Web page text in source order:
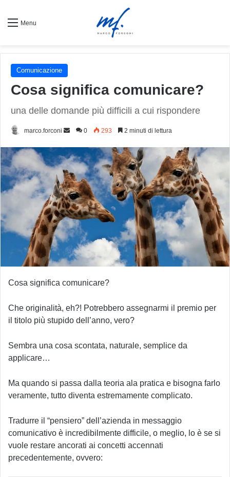
Menu
Comunicazione
Cosa significa comunicare?
una delle domande più difficili a cui rispondere
marco.forconi
Invia 0 293 2 minuti di lettura
Cosa significa comunicare?
Che originalità, eh?! Potrebbero assegnarmi il premio per
il titolo più stupido dell’anno, vero?
Sembra una cosa scontata, naturale, semplice da
applicare…
Ma quando si passa dalla teoria ala pratica e bisogna farlo
veramente, tutto diventa estremamente complicato.
Tradurre il “pensiero” dell’azienda in messaggio
comunicativo è incredibilmente difficile, o meglio, lo è se si
vuole restare ancorati ai concetti accennati
precedentemente, ovvero: